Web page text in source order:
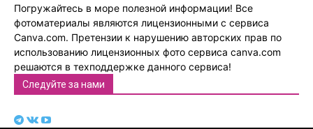
Погружайтесь в море полезной информации! Все
фотоматериалы являются лицензионными с сервиса
Canva.com. Претензии к нарушению авторских прав по
использованию лицензионных фото сервиса canva.com
решаются в техподдержке данного сервиса!
Следуйте за нами